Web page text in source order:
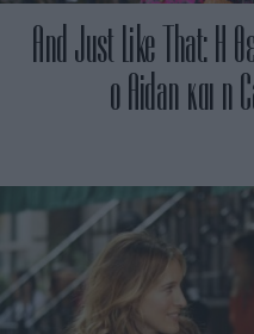
And Just Like That: Η
ο Aidan και η